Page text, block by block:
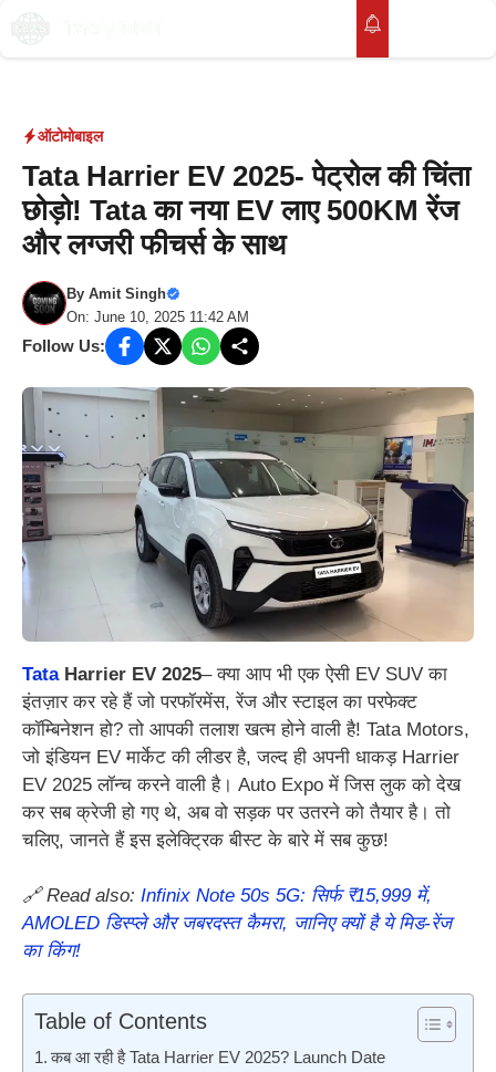
Skip
ऑटोमोबाइल
Tata Harrier EV 2025- पेट्रोल की चिंता
छोड़ो! Tata का नया EV लाए 500KM रेंज
और लग्जरी फीचर्स के साथ
By Amit Singh
On: June 10, 2025 11:42 AM
Follow Us:
TataHarrier EV 2025– क्या आप भी एक ऐसी EV SUV का
इंतज़ार कर रहे हैं जो परफॉरमेंस, रेंज और स्टाइल का परफेक्ट
कॉम्बिनेशन हो? तो आपकी तलाश खत्म होने वाली है! Tata Motors,
जो इंडियन EV मार्केट की लीडर है, जल्द ही अपनी धाकड़ Harrier
EV 2025 लॉन्च करने वाली है। Auto Expo में जिस लुक को देख
कर सब क्रेजी हो गए थे, अब वो सड़क पर उतरने को तैयार है। तो
चलिए, जानते हैं इस इलेक्ट्रिक बीस्ट के बारे में सब कुछ!
🔗 Read also: Infinix Note 50s 5G: सिर्फ ₹15,999 में,
AMOLED डिस्प्ले और जबरदस्त कैमरा, जानिए क्यों है ये मिड-रेंज
का किंग!
Table of Contents
कब आ रही है Tata Harrier EV 2025? Launch Date